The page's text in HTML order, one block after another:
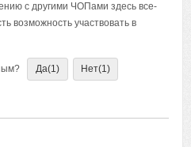
с другими ЧОПами здесь все-
возможность участвовать в
Да(1) Нет(1)